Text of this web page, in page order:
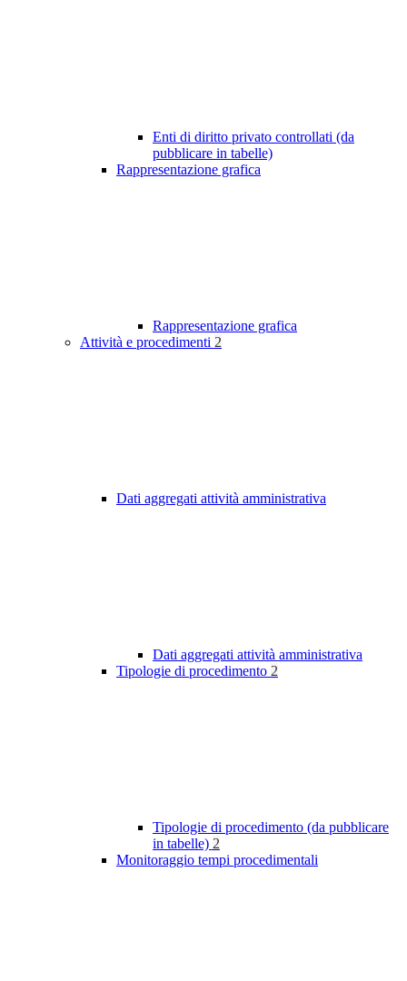
Enti di diritto privato controllati (da
pubblicare in tabelle)
Rappresentazione grafica
Rappresentazione grafica
Attività e procedimenti 2
Dati aggregati attività amministrativa
Dati aggregati attività amministrativa
Tipologie di procedimento 2
Tipologie di procedimento (da pubblicare
in tabelle) 2
Monitoraggio tempi procedimentali